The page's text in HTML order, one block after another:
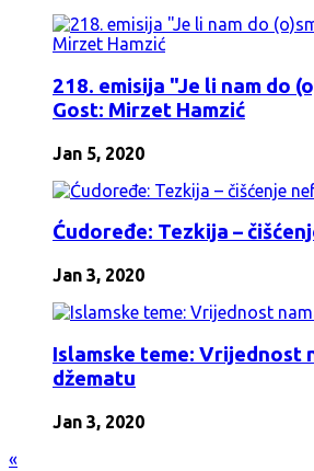
218. emisija "Je li nam do
Gost: Mirzet Hamzić
Jan 5, 2020
Ćudoređe: Tezkija –
Jan 3, 2020
Islamske teme: Vrijednost
džematu
Jan 3, 2020
«